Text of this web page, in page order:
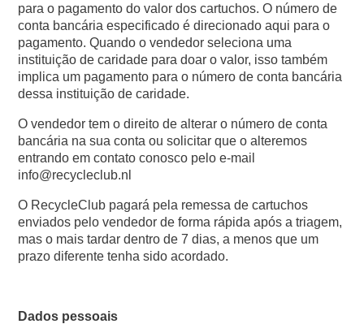
para o pagamento do valor dos cartuchos. O número de
conta bancária especificado é direcionado aqui para o
pagamento. Quando o vendedor seleciona uma
instituição de caridade para doar o valor, isso também
implica um pagamento para o número de conta bancária
dessa instituição de caridade.
O vendedor tem o direito de alterar o número de conta
bancária na sua conta ou solicitar que o alteremos
entrando em contato conosco pelo e-mail
info@recycleclub.nl
O RecycleClub pagará pela remessa de cartuchos
enviados pelo vendedor de forma rápida após a triagem,
mas o mais tardar dentro de 7 dias, a menos que um
prazo diferente tenha sido acordado.
Dados pessoais